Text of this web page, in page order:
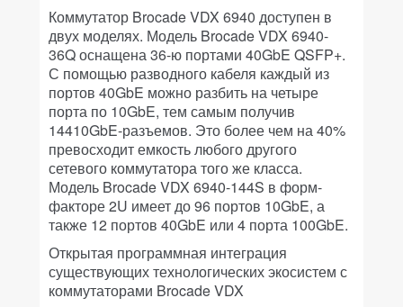
Коммутатор Brocade VDX 6940 доступен в
двух моделях. Модель Brocade VDX 6940-
36Q оснащена 36-ю портами 40GbE QSFP+.
С помощью разводного кабеля каждый из
портов 40GbE можно разбить на четыре
порта по 10GbE, тем самым получив
14410GbE-разъемов. Это более чем на 40%
превосходит емкость любого другого
сетевого коммутатора того же класса.
Модель Brocade VDX 6940-144S в форм-
факторе 2U имеет до 96 портов 10GbE, а
также 12 портов 40GbE или 4 порта 100GbE.
Открытая программная интеграция
существующих технологических экосистем с
коммутаторами Brocade VDX